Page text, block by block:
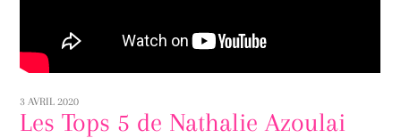
3 AVRIL 2020
Les Tops 5 de Nathalie Azoulai